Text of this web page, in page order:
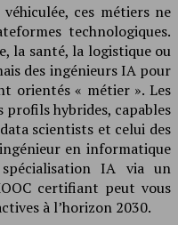
ces métiers ne
technologiques.
la santé, la logistique ou
des ingénieurs IA pour
orientés « métier ». Les
hybrides, capables
scientists et celui des
en informatique
IA via un
certifiant peut vous
à l’horizon 2030.